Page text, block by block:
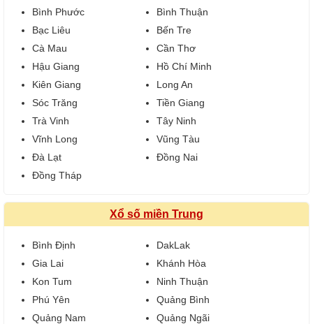
Bình Phước
Bình Thuận
Bạc Liêu
Bến Tre
Cà Mau
Cần Thơ
Hậu Giang
Hồ Chí Minh
Kiên Giang
Long An
Sóc Trăng
Tiền Giang
Trà Vinh
Tây Ninh
Vĩnh Long
Vũng Tàu
Đà Lạt
Đồng Nai
Đồng Tháp
Xổ số miền Trung
Bình Định
DakLak
Gia Lai
Khánh Hòa
Kon Tum
Ninh Thuận
Phú Yên
Quảng Bình
Quảng Nam
Quảng Ngãi